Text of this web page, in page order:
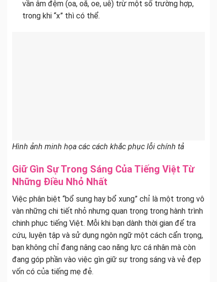
vần âm đệm (oa, oă, oe, uê) trừ một số trường hợp,
trong khi “x” thì có thể.
Hình ảnh minh họa các cách khắc phục lỗi chính tả
Giữ Gìn Sự Trong Sáng Của Tiếng Việt Từ
Những Điều Nhỏ Nhất
Việc phân biệt “bổ sung hay bổ xung” chỉ là một trong vô
vàn những chi tiết nhỏ nhưng quan trọng trong hành trình
chinh phục tiếng Việt. Mỗi khi bạn dành thời gian để tra
cứu, luyện tập và sử dụng ngôn ngữ một cách cẩn trọng,
bạn không chỉ đang nâng cao năng lực cá nhân mà còn
đang góp phần vào việc gìn giữ sự trong sáng và vẻ đẹp
vốn có của tiếng mẹ đẻ.